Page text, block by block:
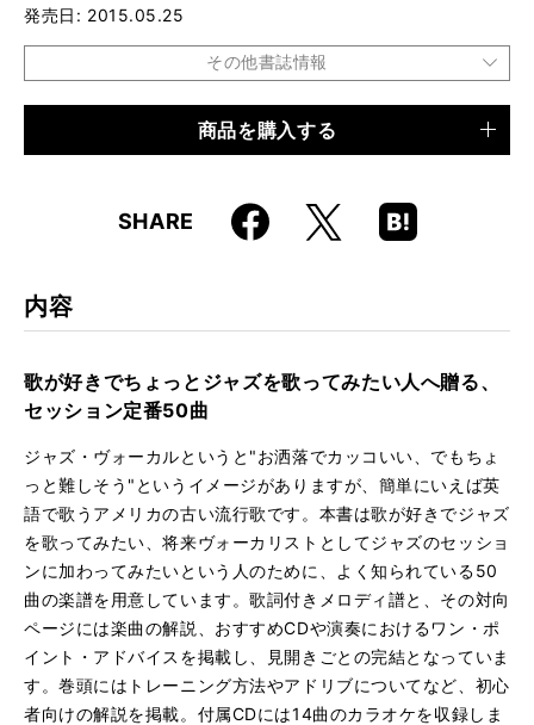
発売日
2015.05.25
その他書誌情報
9784845625970
商品を購入する
SHARE Faceboo
k
X
Hatena
Boo
内容
歌が好きでちょっとジャズを歌ってみたい人へ贈る、
セッション定番50曲
ジャズ・ヴォーカルというと"お洒落でカッコいい、でもちょ
っと難しそう"というイメージがありますが、簡単にいえば英
語で歌うアメリカの古い流行歌です。本書は歌が好きでジャズ
を歌ってみたい、将来ヴォーカリストとしてジャズのセッショ
ンに加わってみたいという人のために、よく知られている50
曲の楽譜を用意しています。歌詞付きメロディ譜と、その対向
ページには楽曲の解説、おすすめCDや演奏におけるワン・ポ
イント・アドバイスを掲載し、見開きごとの完結となっていま
す。巻頭にはトレーニング方法やアドリブについてなど、初心
者向けの解説を掲載。付属CDには14曲のカラオケを収録しま